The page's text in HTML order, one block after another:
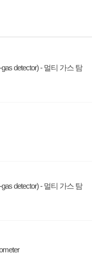
gas detector) - 멀티 가스 탐
gas detector) - 멀티 가스 탐